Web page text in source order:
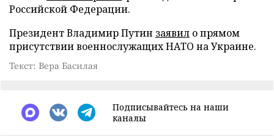
Российской Федерации.
Президент Владимир Путин заявил о прямом
присутствии военнослужащих НАТО на Украине.
Текст: Вера Басилая
Подписывайтесь на наши
каналы